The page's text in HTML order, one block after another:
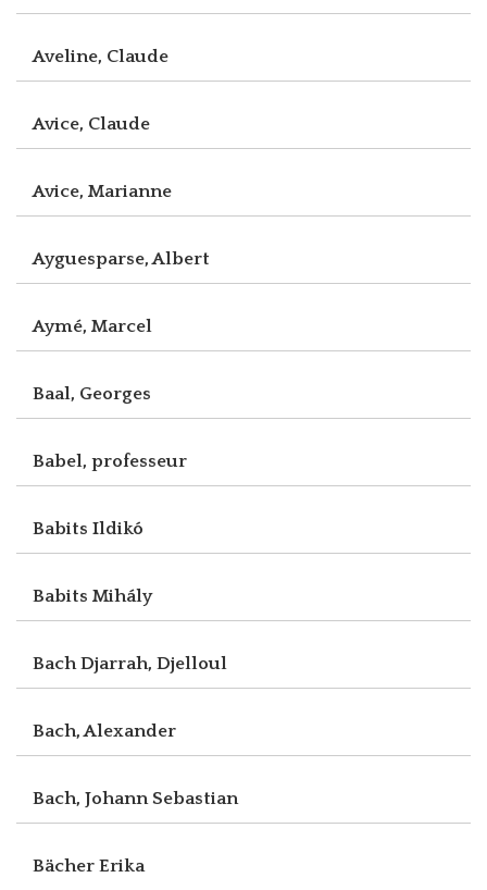
Aveline, Claude
Avice, Claude
Avice, Marianne
Ayguesparse, Albert
Aymé, Marcel
Baal, Georges
Babel, professeur
Babits Ildikó
Babits Mihály
Bach Djarrah, Djelloul
Bach, Alexander
Bach, Johann Sebastian
Bächer Erika